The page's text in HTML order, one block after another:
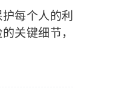
每个人的利
关键细节，